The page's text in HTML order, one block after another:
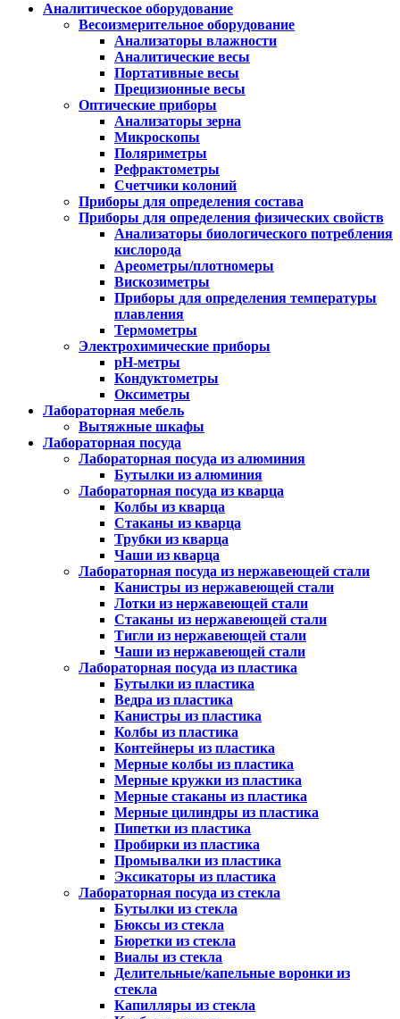
Аналитическое оборудование
Весоизмерительное оборудование
Анализаторы влажности
Аналитические весы
Портативные весы
Прецизионные весы
Оптические приборы
Анализаторы зерна
Микроскопы
Поляриметры
Рефрактометры
Счетчики колоний
Приборы для определения состава
Приборы для определения физических свойств
Анализаторы биологического потребления
кислорода
Ареометры/плотномеры
Вискозиметры
Приборы для определения температуры
плавления
Термометры
Электрохимические приборы
pH-метры
Кондуктометры
Оксиметры
Лабораторная мебель
Вытяжные шкафы
Лабораторная посуда
Лабораторная посуда из алюминия
Бутылки из алюминия
Лабораторная посуда из кварца
Колбы из кварца
Стаканы из кварца
Трубки из кварца
Чаши из кварца
Лабораторная посуда из нержавеющей стали
Канистры из нержавеющей стали
Лотки из нержавеющей стали
Стаканы из нержавеющей стали
Тигли из нержавеющей стали
Чаши из нержавеющей стали
Лабораторная посуда из пластика
Бутылки из пластика
Ведра из пластика
Канистры из пластика
Колбы из пластика
Контейнеры из пластика
Мерные колбы из пластика
Мерные кружки из пластика
Мерные стаканы из пластика
Мерные цилиндры из пластика
Пипетки из пластика
Пробирки из пластика
Промывалки из пластика
Эксикаторы из пластика
Лабораторная посуда из стекла
Бутылки из стекла
Бюксы из стекла
Бюретки из стекла
Виалы из стекла
Делительные/капельные воронки из
стекла
Капилляры из стекла